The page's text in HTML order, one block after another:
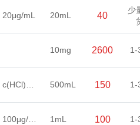
20μg/mL 20mL 40
少
10mg 2600 1-
500mL 150 1-
1mL 100 1-